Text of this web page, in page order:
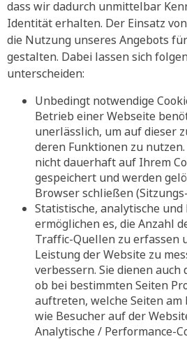
dass wir dadurch unmittelbar
Identität erhalten. Der Einsatz
die Nutzung unseres Angebots
gestalten. Dabei lassen sich
unterscheiden:
Unbedingt notwendige
Betrieb einer Webseite
unerlässlich, um auf dieser
deren Funktionen zu
nicht dauerhaft auf Ihrem
gespeichert und werden
Browser schließen
Statistische, analytische und
ermöglichen es, die Anzahl
Traffic-Quellen zu erfassen
Leistung der Website zu
verbessern. Sie dienen
ob bei bestimmten Seiten
auftreten, welche Seiten
wie Besucher auf der
Analytische / Performance-